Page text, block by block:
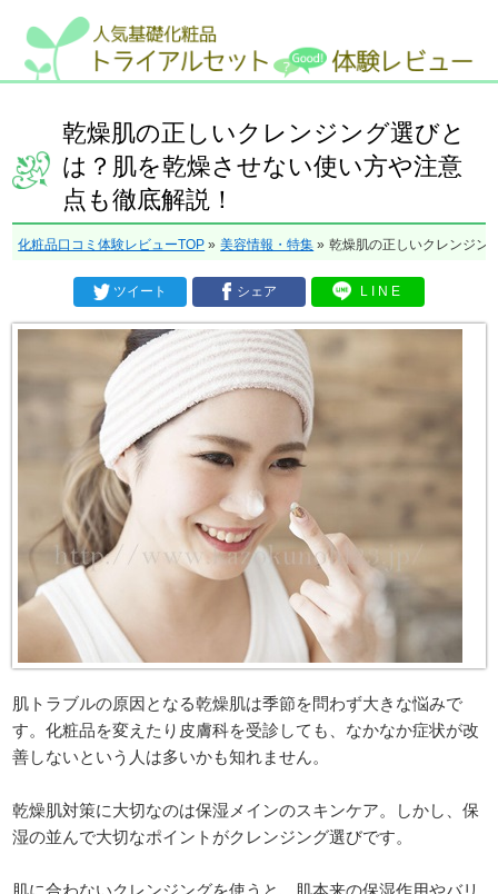
乾燥肌の正しいクレンジング選びと
は？肌を乾燥させない使い方や注意
点も徹底解説！
化粧品口コミ体験レビューTOP » 美容情報・特集 » 乾燥肌の正しいクレンジン
ツイート シェア LINE
肌トラブルの原因となる乾燥肌は季節を問わず大きな悩みで
す。化粧品を変えたり皮膚科を受診しても、なかなか症状が改
善しないという人は多いかも知れません。
乾燥肌対策に大切なのは保湿メインのスキンケア。しかし、保
湿の並んで大切なポイントがクレンジング選びです。
肌に合わないクレンジングを使うと、肌本来の保湿作用やバリ